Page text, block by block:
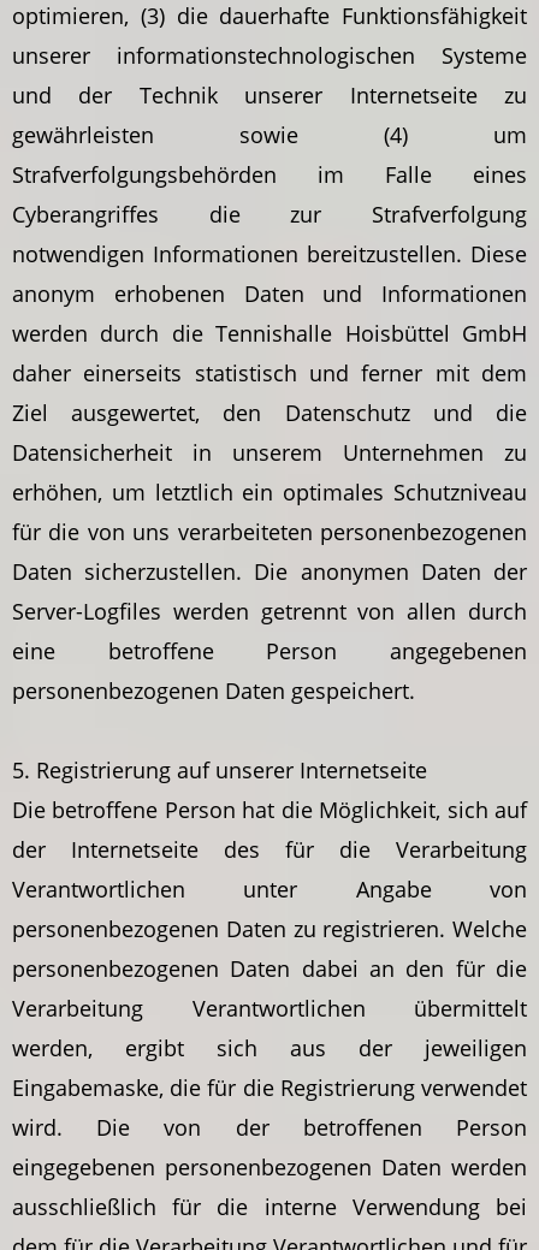
optimieren, (3) die dauerhafte Funktionsfähigkeit
unserer informationstechnologischen Systeme
und der Technik unserer Internetseite zu
gewährleisten sowie (4) um
Strafverfolgungsbehörden im Falle eines
Cyberangriffes die zur Strafverfolgung
notwendigen Informationen bereitzustellen. Diese
anonym erhobenen Daten und Informationen
werden durch die Tennishalle Hoisbüttel GmbH
daher einerseits statistisch und ferner mit dem
Ziel ausgewertet, den Datenschutz und die
Datensicherheit in unserem Unternehmen zu
erhöhen, um letztlich ein optimales Schutzniveau
für die von uns verarbeiteten personenbezogenen
Daten sicherzustellen. Die anonymen Daten der
Server-Logfiles werden getrennt von allen durch
eine betroffene Person angegebenen
personenbezogenen Daten gespeichert.
5. Registrierung auf unserer Internetseite
Die betroffene Person hat die Möglichkeit, sich auf
der Internetseite des für die Verarbeitung
Verantwortlichen unter Angabe von
personenbezogenen Daten zu registrieren. Welche
personenbezogenen Daten dabei an den für die
Verarbeitung Verantwortlichen übermittelt
werden, ergibt sich aus der jeweiligen
Eingabemaske, die für die Registrierung verwendet
wird. Die von der betroffenen Person
eingegebenen personenbezogenen Daten werden
ausschließlich für die interne Verwendung bei